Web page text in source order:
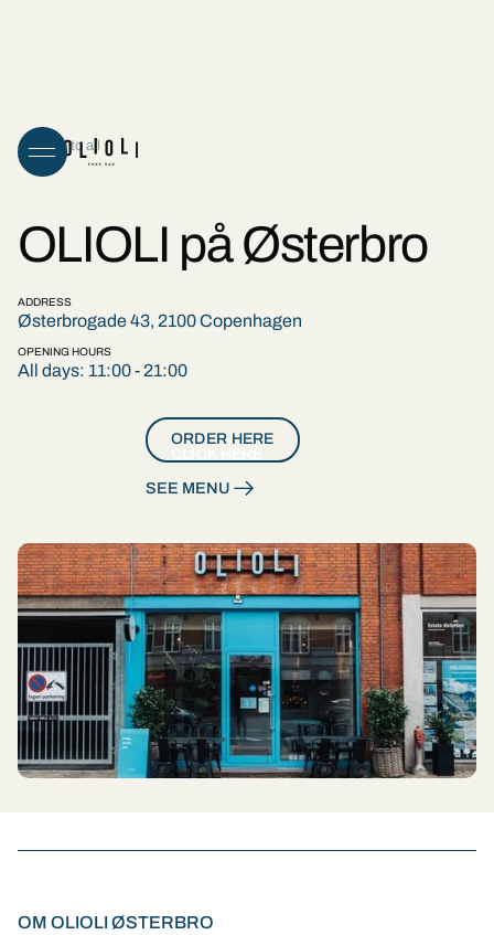
Back to all
OLIOLI på Østerbro
ADDRESS
Østerbrogade 43, 2100 Copenhagen
OPENING HOURS
All days: 11:00 - 21:00
ORDER HERE
SEE MENU
OM OLIOLI ØSTERBRO